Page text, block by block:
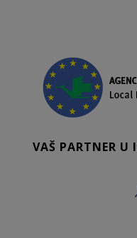
VAŠ PARTNER U